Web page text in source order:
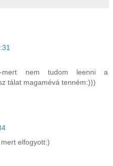
mert nem tudom leenni a
tálat magamévá tenném:)))
elfogyott:)